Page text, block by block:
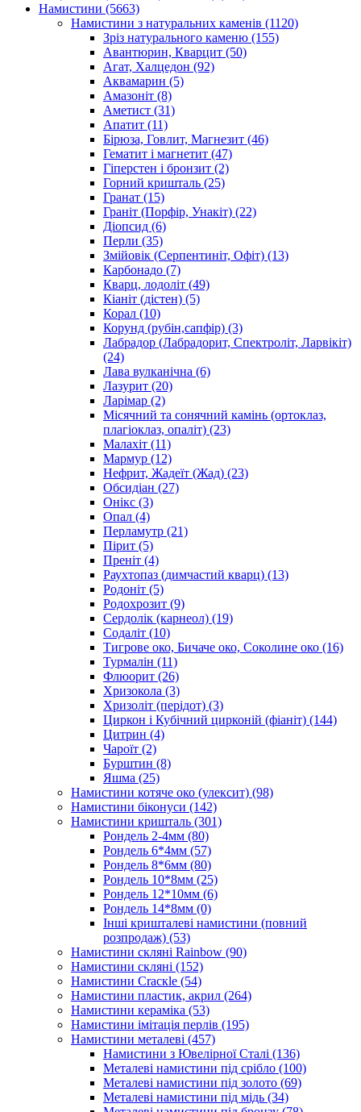
Намистини (5663)
Намистини з натуральних каменів (1120)
Зріз натурального каменю (155)
Авантюрин, Кварцит (50)
Агат, Халцедон (92)
Аквамарин (5)
Амазоніт (8)
Аметист (31)
Апатит (11)
Бірюза, Говлит, Магнезит (46)
Гематит і магнетит (47)
Гіперстен і бронзит (2)
Горний кришталь (25)
Гранат (15)
Граніт (Порфір, Унакіт) (22)
Діопсид (6)
Перли (35)
Змійовік (Серпентиніт, Офіт) (13)
Карбонадо (7)
Кварц, лодоліт (49)
Кіаніт (дістен) (5)
Корал (10)
Корунд (рубін,сапфір) (3)
Лабрадор (Лабрадорит, Спектроліт, Ларвікіт)
(24)
Лава вулканічна (6)
Лазурит (20)
Ларімар (2)
Місячний та сонячний камінь (ортоклаз,
плагіоклаз, опаліт) (23)
Малахіт (11)
Мармур (12)
Нефрит, Жадеїт (Жад) (23)
Обсидіан (27)
Онікс (3)
Опал (4)
Перламутр (21)
Пірит (5)
Преніт (4)
Раухтопаз (димчастий кварц) (13)
Родоніт (5)
Родохрозит (9)
Сердолік (карнеол) (19)
Содаліт (10)
Тигрове око, Бичаче око, Соколине око (16)
Турмалін (11)
Флюорит (26)
Хризокола (3)
Хризоліт (перідот) (3)
Циркон і Кубічний цирконій (фіаніт) (144)
Цитрин (4)
Чароїт (2)
Бурштин (8)
Яшма (25)
Намистини котяче око (улексит) (98)
Намистини біконуси (142)
Намистини кришталь (301)
Рондель 2-4мм (80)
Рондель 6*4мм (57)
Рондель 8*6мм (80)
Рондель 10*8мм (25)
Рондель 12*10мм (6)
Рондель 14*8мм (0)
Інші кришталеві намистини (повний
розпродаж) (53)
Намистини скляні Rainbow (90)
Намистини скляні (152)
Намистини Cracкle (54)
Намистини пластик, акрил (264)
Намистини кераміка (53)
Намистини імітація перлів (195)
Намистини металеві (457)
Намистини з Ювелірної Сталі (136)
Металеві намистини під срібло (100)
Металеві намистини під золото (69)
Металеві намистини під мідь (34)